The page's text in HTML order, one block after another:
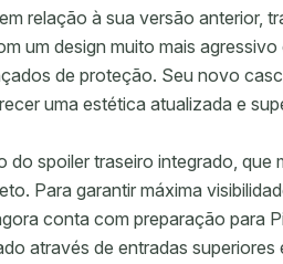
relação à sua versão anterior,
um design muito mais
de proteção. Seu novo
uma estética atualizada e
spoiler traseiro integrado, que
Para garantir máxima
conta com preparação para
através de entradas